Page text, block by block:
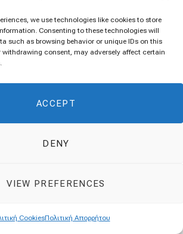
we use technologies like cookies to store
Consenting to these technologies will
such as browsing behavior or unique IDs on this
withdrawing consent, may adversely affect certain
ACCEPT
DENY
VIEW PREFERENCES
CookiesΠολιτική Απορρήτου
φλαούνες
Δεκεμβρίου 2025